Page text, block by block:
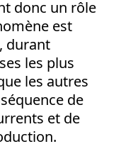
donc un rôle
est
durant
les plus
les autres
de
et de